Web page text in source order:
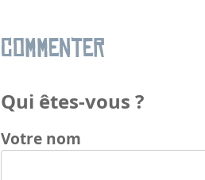
Commenter
Qui êtes-vous ?
Votre nom